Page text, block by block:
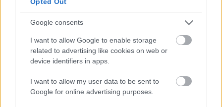
Google consents
I want to allow Google to enable storage
related to advertising like cookies on web or
device identifiers in apps.
I want to allow my user data to be sent to
Google for online advertising purposes.